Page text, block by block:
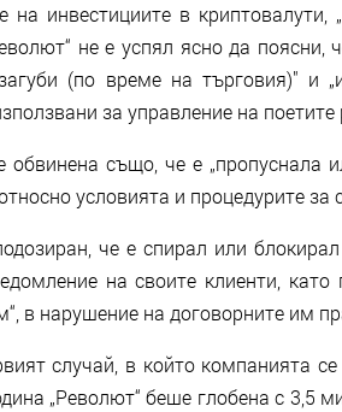
на инвестициите в криптовалути,
не е успял ясно да
(по време на търговия)" и
за управление на
обвинена също, че е „пропуснала
условията и процедурите за
че е спирал или
на своите клиенти,
в нарушение на договорните им
случай, в който компанията
„Револют“ беше глобена с 3,5